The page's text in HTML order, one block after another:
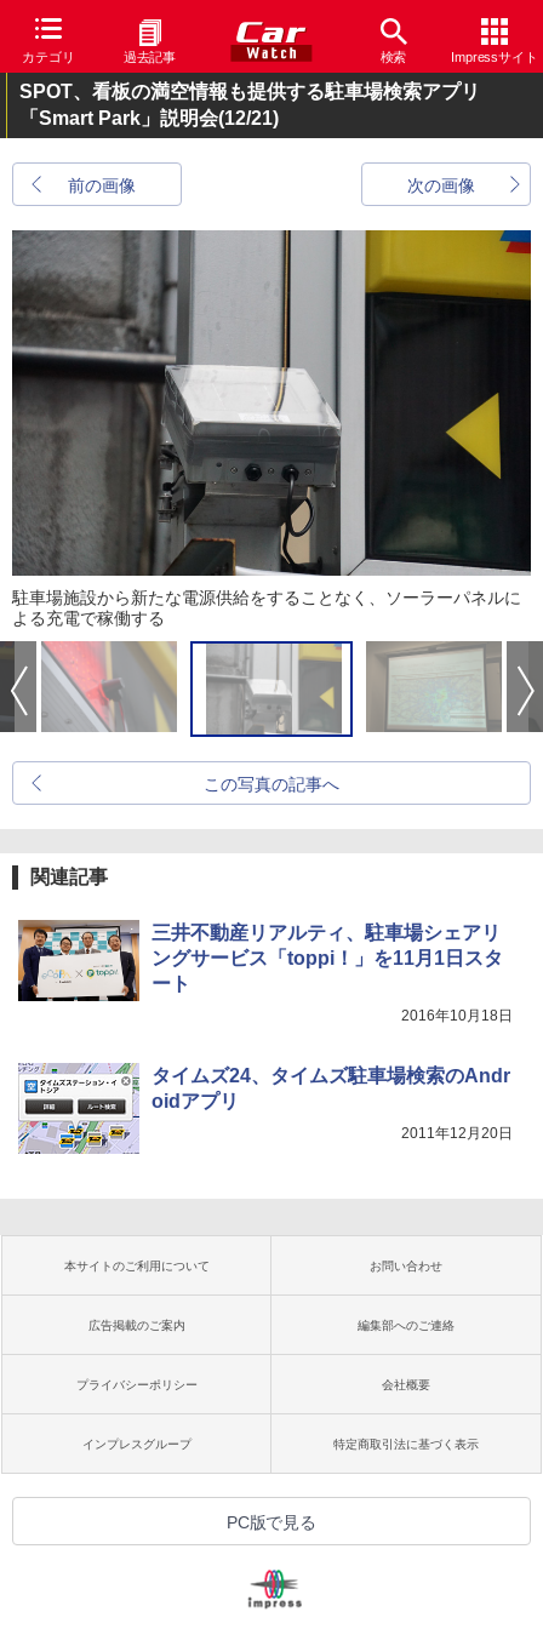
カテゴリ 過去記事 検索 Impressサイト
SPOT、看板の満空情報も提供する駐車場検索アプリ
「Smart Park」説明会(12/21)
前の画像 次の画像
駐車場施設から新たな電源供給をすることなく、ソーラーパネルに
よる充電で稼働する
この写真の記事へ
関連記事
三井不動産リアルティ、駐車場シェアリ
ングサービス「toppi！」を11月1日スタ
ート
2016年10月18日
タイムズ24、タイムズ駐車場検索のAndr
oidアプリ
2011年12月20日
本サイトのご利用について お問い合わせ
広告掲載のご案内 編集部へのご連絡
プライバシーポリシー 会社概要
インプレスグループ 特定商取引法に基づく表示
PC版で見る